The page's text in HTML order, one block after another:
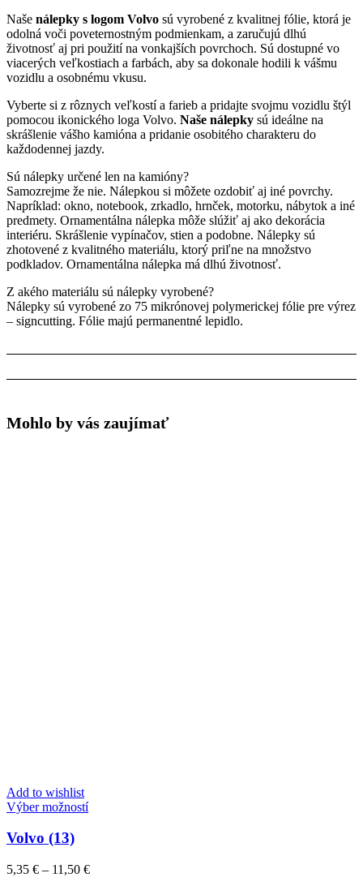
Naše nálepky s logom Volvo sú vyrobené z kvalitnej fólie, ktorá je
odolná voči poveternostným podmienkam, a zaručujú dlhú
životnosť aj pri použití na vonkajších povrchoch. Sú dostupné vo
viacerých veľkostiach a farbách, aby sa dokonale hodili k vášmu
vozidlu a osobnému vkusu.
Vyberte si z rôznych veľkostí a farieb a pridajte svojmu vozidlu štýl
pomocou ikonického loga Volvo. Naše nálepky sú ideálne na
skrášlenie vášho kamióna a pridanie osobitého charakteru do
každodennej jazdy.
Sú nálepky určené len na kamióny?
Samozrejme že nie. Nálepkou si môžete ozdobiť aj iné povrchy.
Napríklad: okno, notebook, zrkadlo, hrnček, motorku, nábytok a iné
predmety. Ornamentálna nálepka môže slúžiť aj ako dekorácia
interiéru. Skrášlenie vypínačov, stien a podobne. Nálepky sú
zhotovené z kvalitného materiálu, ktorý priľne na množstvo
podkladov. Ornamentálna nálepka má dlhú životnosť.
Z akého materiálu sú nálepky vyrobené?
Nálepky sú vyrobené zo 75 mikrónovej polymerickej fólie pre výrez
– signcutting. Fólie majú permanentné lepidlo.
Mohlo by vás zaujímať
Add to wishlist
Výber možnostíTento
variantov.
Volvo (13)
5,35 € – 11,50 €Price